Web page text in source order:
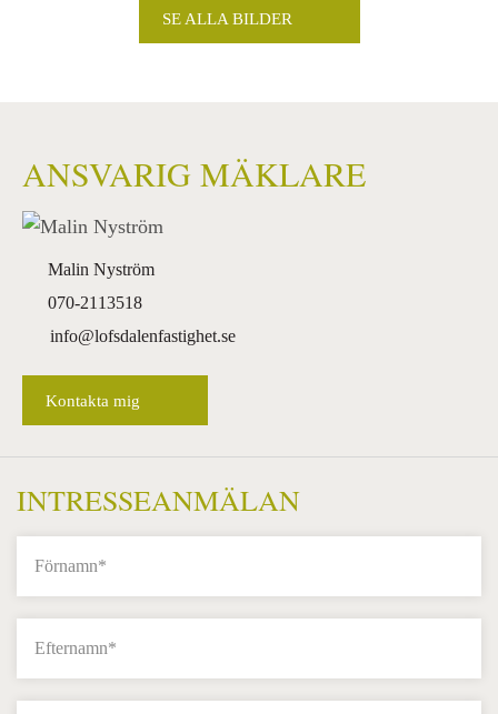
SE ALLA BILDER
ANSVARIG MÄKLARE
Malin Nyström
070-2113518
info@lofsdalenfastighet.se
Kontakta mig
INTRESSEANMÄLAN